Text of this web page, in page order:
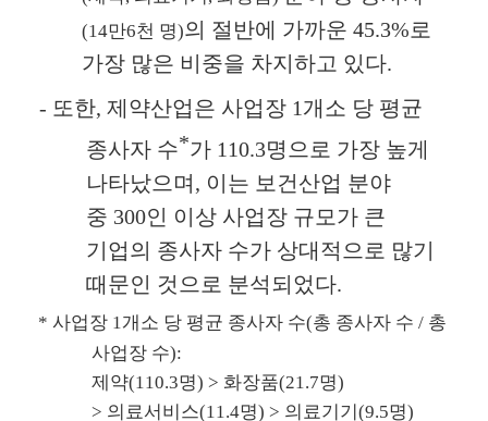
(14만6천 명)의 절반에 가까운 45.3%로
가장 많은 비중을 차지하고 있다.
- 또한, 제약산업은 사업장 1개소 당 평균
종사자 수*가 110.3명으로 가장 높게
나타났으며 , 이는 보건산업 분야
중 300인 이상 사업장 규모가 큰
기업의 종사자 수가 상대적으로 많기
때문인 것으로 분석되었다.
*사업장 1 개소 당 평균 종사자 수(총 종사자 수/ 총
사업장 수):
제약(110.3명) > 화장품(21.7명)
> 의료서비스(11.4명) > 의료기기(9.5명)